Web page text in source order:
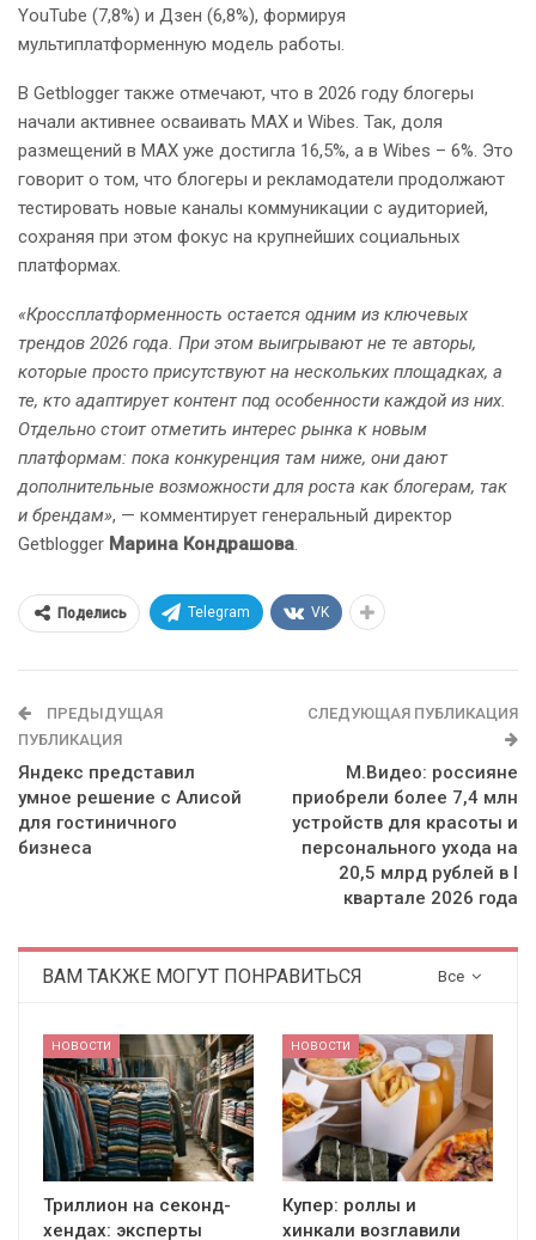
YouTube (7,8%) и Дзен (6,8%), формируя
мультиплатформенную модель работы.
В Getblogger также отмечают, что в 2026 году блогеры
начали активнее осваивать MAX и Wibes. Так, доля
размещений в MAX уже достигла 16,5%, а в Wibes – 6%. Это
говорит о том, что блогеры и рекламодатели продолжают
тестировать новые каналы коммуникации с аудиторией,
сохраняя при этом фокус на крупнейших социальных
платформах.
«Кроссплатформенность остается одним из ключевых
трендов 2026 года. При этом выигрывают не те авторы,
которые просто присутствуют на нескольких площадках, а
те, кто адаптирует контент под особенности каждой из них.
Отдельно стоит отметить интерес рынка к новым
платформам: пока конкуренция там ниже, они дают
дополнительные возможности для роста как блогерам, так
и брендам», — комментирует генеральный директор
Getblogger Марина Кондрашова.
Поделись Telegram VK
ПРЕДЫДУЩАЯ
ПУБЛИКАЦИЯ
Яндекс представил
умное решение с Алисой
для гостиничного
бизнеса
СЛЕДУЮЩАЯ ПУБЛИКАЦИЯ
М.Видео: россияне
приобрели более 7,4 млн
устройств для красоты и
персонального ухода на
20,5 млрд рублей в I
квартале 2026 года
Все
ВАМ ТАКЖЕ МОГУТ ПОНРАВИТЬСЯ
НОВОСТИ
Триллион на секонд-
хендах: эксперты
НОВОСТИ
Купер: роллы и
хинкали возглавили